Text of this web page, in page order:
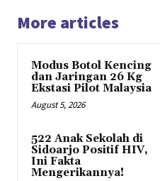
More articles
Modus Botol Kencing
dan Jaringan 26 Kg
Ekstasi Pilot Malaysia
August 5, 2026
522 Anak Sekolah di
Sidoarjo Positif HIV,
Ini Fakta
Mengerikannya!